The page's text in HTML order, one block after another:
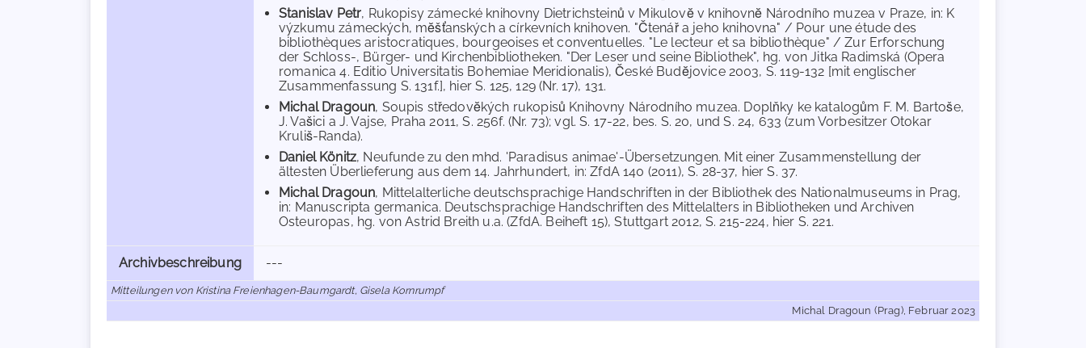
Stanislav Petr, Rukopisy zámecké knihovny Dietrichsteinů v Mikulovĕ v knihovnĕ Národního muzea v Praze, in: K
výzkumu zámeckých, mĕšťanských a církevních knihoven. "Čtenář a jeho knihovna" / Pour une étude des
bibliothèques aristocratiques, bourgeoises et conventuelles. "Le lecteur et sa bibliothèque" / Zur Erforschung
der Schloss-, Bürger- und Kirchenbibliotheken. "Der Leser und seine Bibliothek", hg. von Jitka Radimská (Opera
romanica 4. Editio Universitatis Bohemiae Meridionalis), České Budĕjovice 2003, S. 119-132 [mit englischer
Zusammenfassung S. 131f.], hier S. 125, 129 (Nr. 17), 131.
Michal Dragoun, Soupis středovĕkých rukopisů Knihovny Národního muzea. Doplňky ke katalogům F. M. Bartoše,
J. Vašici a J. Vajse, Praha 2011, S. 256f. (Nr. 73); vgl. S. 17-22, bes. S. 20, und S. 24, 633 (zum Vorbesitzer Otokar
Kruliš-Randa).
Daniel Könitz, Neufunde zu den mhd. 'Paradisus animae'-Übersetzungen. Mit einer Zusammenstellung der
ältesten Überlieferung aus dem 14. Jahrhundert, in: ZfdA 140 (2011), S. 28-37, hier S. 37.
Michal Dragoun, Mittelalterliche deutschsprachige Handschriften in der Bibliothek des Nationalmuseums in Prag,
in: Manuscripta germanica. Deutschsprachige Handschriften des Mittelalters in Bibliotheken und Archiven
Osteuropas, hg. von Astrid Breith u.a. (ZfdA. Beiheft 15), Stuttgart 2012, S. 215-224, hier S. 221.
Archivbeschreibung ---
Mitteilungen von Kristina Freienhagen-Baumgardt, Gisela Kornrumpf
Michal Dragoun (Prag), Februar 2023